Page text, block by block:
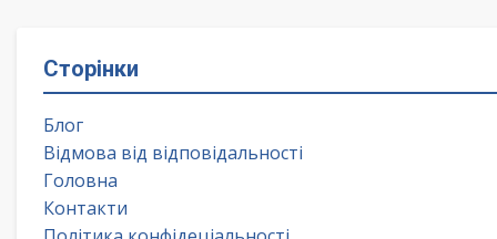
Сторінки
Блог
Відмова від відповідальності
Головна
Контакти